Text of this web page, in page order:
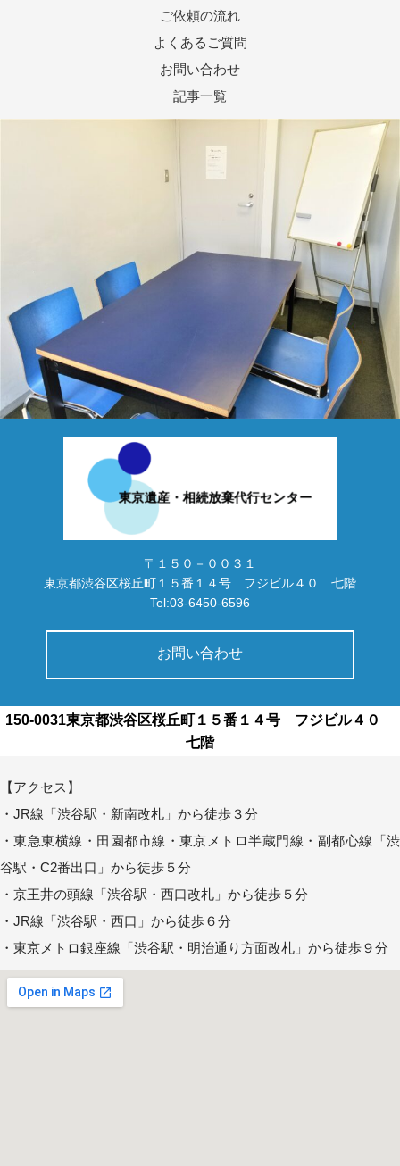
ご依頼の流れ
よくあるご質問
お問い合わせ
記事一覧
〒１５０－００３１
東京都渋谷区桜丘町１５番１４号 フジビル４０ 七階
Tel:03-6450-6596
お問い合わせ
150-0031東京都渋谷区桜丘町１５番１４号 フジビル４０
七階
【アクセス】
・JR線「渋谷駅・新南改札」から徒歩３分
・東急東横線・田園都市線・東京メトロ半蔵門線・副都心線「渋
谷駅・C2番出口」から徒歩５分
・京王井の頭線「渋谷駅・西口改札」から徒歩５分
・JR線「渋谷駅・西口」から徒歩６分
・東京メトロ銀座線「渋谷駅・明治通り方面改札」から徒歩９分